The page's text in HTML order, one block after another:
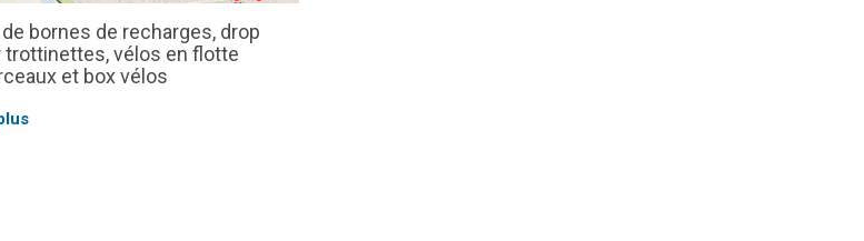
bornes de recharges, drop
trottinettes, vélos en flotte
et box vélos